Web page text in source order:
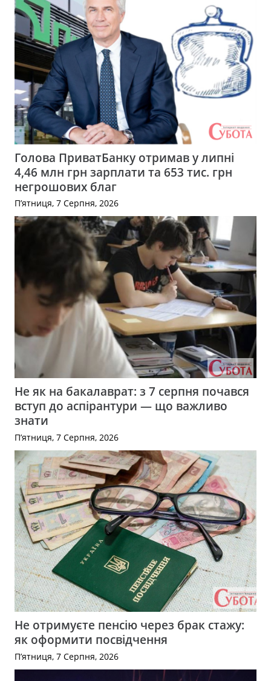
Голова ПриватБанку отримав у липні
4,46 млн грн зарплати та 653 тис. грн
негрошових благ
П’ятниця, 7 Серпня, 2026
Не як на бакалаврат: з 7 серпня почався
вступ до аспірантури — що важливо
знати
П’ятниця, 7 Серпня, 2026
Не отримуєте пенсію через брак стажу:
як оформити посвідчення
П’ятниця, 7 Серпня, 2026